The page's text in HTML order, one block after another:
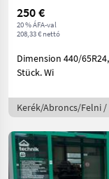
250 €
20 % ÁFA-val
208,33 € nettó
Dimension 440/
Stück. Wi
Kerék/Abroncs/Felni /